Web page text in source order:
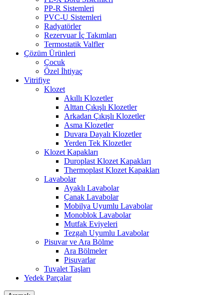
PP-R Sistemleri
PVC-U Sistemleri
Radyatörler
Rezervuar İç Takımları
Termostatik Valfler
Çözüm Ürünleri
Çocuk
Özel İhtiyaç
Vitrifiye
Klozet
Akıllı Klozetler
Alttan Çıkışlı Klozetler
Arkadan Çıkışlı Klozetler
Asma Klozetler
Duvara Dayalı Klozetler
Yerden Tek Klozetler
Klozet Kapakları
Duroplast Klozet Kapakları
Thermoplast Klozet Kapakları
Lavabolar
Ayaklı Lavabolar
Çanak Lavabolar
Mobilya Uyumlu Lavabolar
Monoblok Lavabolar
Mutfak Eviyeleri
Tezgah Uyumlu Lavabolar
Pisuvar ve Ara Bölme
Ara Bölmeler
Pisuvarlar
Tuvalet Taşları
Yedek Parçalar